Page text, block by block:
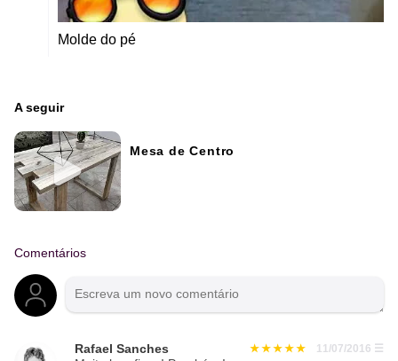
Molde do pé
A seguir
Mesa de Centro
Comentários
Rafael Sanches 11/07/2016 ☰